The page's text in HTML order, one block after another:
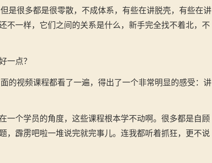
是很多都是很零散，不成体系，有些在讲脱壳，有些在讲
不一样，它们之间的关系是什么，新手完全找不着北，不
一点？
的视频课程都看了一遍，得出了一个非常明显的感受：讲
一个学员的角度，这些课程根本学不动啊。很多都是自顾
，霹雳吧啦一堆说完就完事儿。连我都听着抓狂，更不说